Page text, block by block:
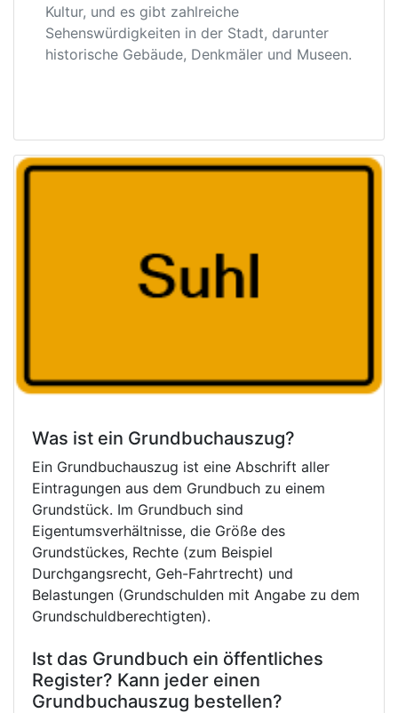
Kultur, und es gibt zahlreiche
Sehenswürdigkeiten in der Stadt, darunter
historische Gebäude, Denkmäler und Museen.
Was ist ein Grundbuchauszug?
Ein Grundbuchauszug ist eine Abschrift aller
Eintragungen aus dem Grundbuch zu einem
Grundstück. Im Grundbuch sind
Eigentumsverhältnisse, die Größe des
Grundstückes, Rechte (zum Beispiel
Durchgangsrecht, Geh-Fahrtrecht) und
Belastungen (Grundschulden mit Angabe zu dem
Grundschuldberechtigten).
Ist das Grundbuch ein öffentliches
Register? Kann jeder einen
Grundbuchauszug bestellen?